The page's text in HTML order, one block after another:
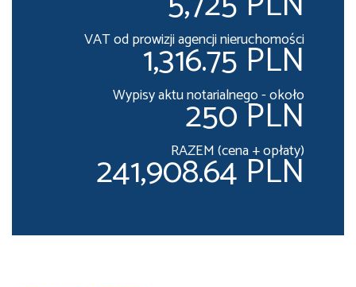
VAT od prowizji agencji nieruchomości
1,316.75 PLN
Wypisy aktu notarialnego - około
250 PLN
RAZEM (cena + opłaty)
241,908.64 PLN